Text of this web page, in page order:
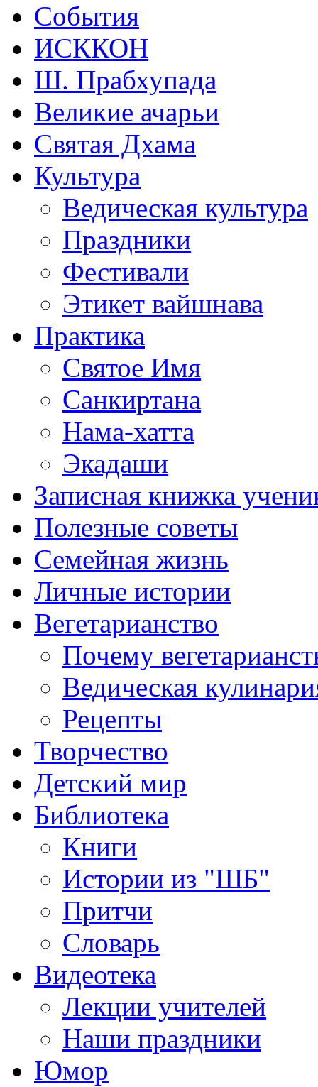
События
ИСККОН
Ш. Прабхупада
Великие ачарьи
Святая Дхама
Культура
Ведическая культура
Праздники
Фестивали
Этикет вайшнава
Практика
Святое Имя
Санкиртана
Нама-хатта
Экадаши
Записная книжка
Полезные советы
Семейная жизнь
Личные истории
Вегетарианство
Почему
Ведическая
Рецепты
Творчество
Детский мир
Библиотека
Книги
Истории из "ШБ"
Притчи
Словарь
Видеотека
Лекции учителей
Наши праздники
Юмор